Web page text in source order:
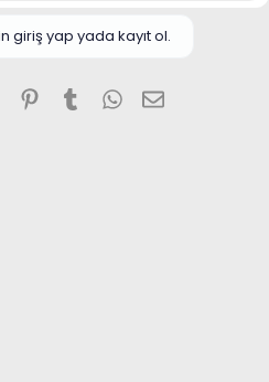
giriş yap yada kayıt ol.
Pinterest
TumblrWhatsApp
E-posta